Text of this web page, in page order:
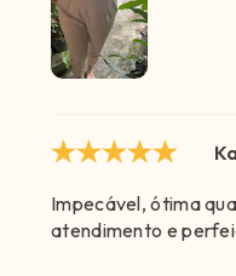
Impecável, ótima
atendimento e